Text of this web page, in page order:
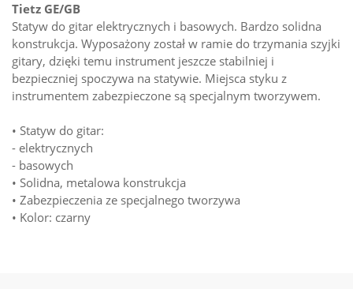
Tietz GE/GB
Statyw do gitar elektrycznych i basowych. Bardzo solidna
konstrukcja. Wyposażony został w ramie do trzymania szyjki
gitary, dzięki temu instrument jeszcze stabilniej i
bezpieczniej spoczywa na statywie. Miejsca styku z
instrumentem zabezpieczone są specjalnym tworzywem.
• Statyw do gitar:
- elektrycznych
- basowych
• Solidna, metalowa konstrukcja
• Zabezpieczenia ze specjalnego tworzywa
• Kolor: czarny